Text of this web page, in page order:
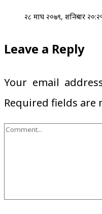
२८ माघ २०७९, शनिबार
Leave a Reply
Your email
Required fields are